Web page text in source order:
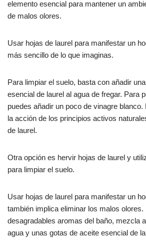
elemento esencial para mantener un
de malos olores.
Usar hojas de laurel para manifestar un
más sencillo de lo que imaginas.
Para limpiar el suelo, basta con añadir
esencial de laurel al agua de fregar. Para
puedes añadir un poco de vinagre
la acción de los principios activos
de laurel.
Otra opción es hervir hojas de laurel y
para limpiar el suelo.
Usar hojas de laurel para manifestar un
también implica eliminar los malos
desagradables aromas del baño, mezcla
agua y unas gotas de aceite esencial de